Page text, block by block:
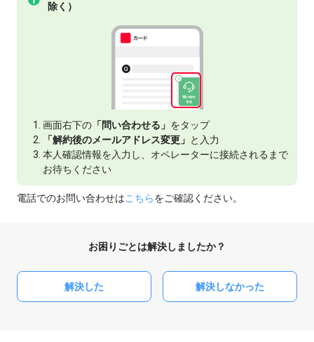
除く）
画面右下の 「問い合わせる」 をタップ
「解約後のメールアドレス変更」 と入力
本人確認情報を入力し、オペレーターに接続されるまで
お待ちください
電話でのお問い合わせはこちらをご確認ください。
お困りごとは解決しましたか？
解決した 解決しなかった